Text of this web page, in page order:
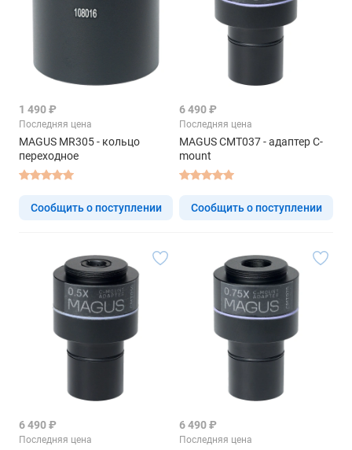
1 490 ₽
Последняя цена
MAGUS MR305 - кольцо
переходное
Сообщить о поступлении
6 490 ₽
Последняя цена
MAGUS CMT037 - адаптер C-
mount
Сообщить о поступлении
6 490 ₽
Последняя цена
6 490 ₽
Последняя цена